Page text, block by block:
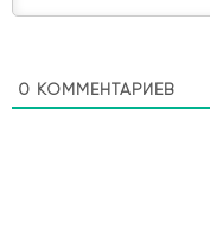
0 КОММЕНТАРИЕВ